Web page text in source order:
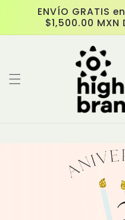
跳至內ENVÍO GRATIS
$1,500.00 MXN